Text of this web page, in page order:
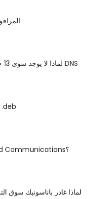
المرافق
لماذا لا يوجد سوى 13 خوادم اسم الجذر DNS
كيفية تثبيت حزم .deb
ما هو Near Field Communications؟
لماذا غادر باناسونيك سوق